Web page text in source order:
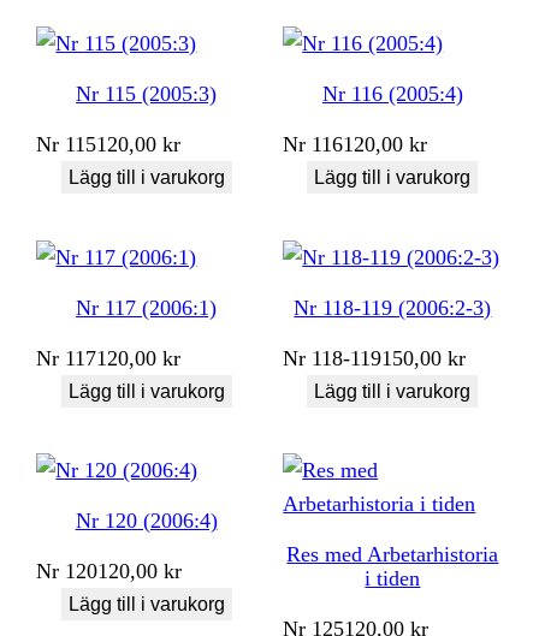
Nr 115 (2005:3)
Nr 115120,00kr
Lägg till i varukorg
Nr 116 (2005:4)
Nr 116120,00kr
Lägg till i varukorg
Nr 117 (2006:1)
Nr 117120,00kr
Lägg till i varukorg
Nr 118-119 (2006:2-3)
Nr 118-119150,00kr
Lägg till i varukorg
Nr 120 (2006:4)
Nr 120120,00kr
Lägg till i varukorg
Res med Arbetarhistoria
i tiden
Nr 125120,00kr